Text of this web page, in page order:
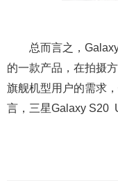
总而言之，Galaxy
的一款产品，在拍摄
旗舰机型用户的需求
言，三星Galaxy S20